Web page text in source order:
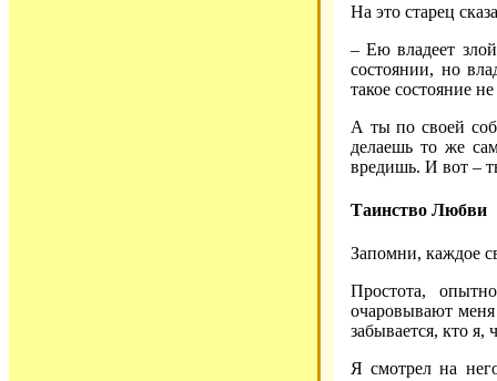
На это старец
– Ею владеет
состоянии, но
такое состояние
А ты по своей
делаешь то же
вредишь. И вот –
Таинство Любви
Запомни, каждое
Простота,
очаровывают
забывается, кто я,
Я смотрел на